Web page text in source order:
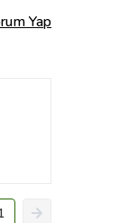
Yap